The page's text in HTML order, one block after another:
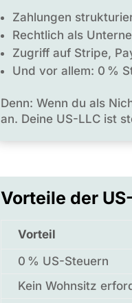
Zahlungen
Rechtlich als
Zugriff auf Stripe,
Und vor allem: 0 %
Denn: Wenn du als
an. Deine US-LLC ist
Vorteile der
Vorteil
0 % US-Steuern
Kein Wohnsitz